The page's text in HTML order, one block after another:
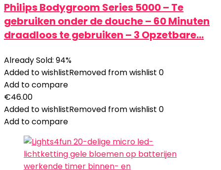
Philips Bodygroom Series 5000 – Te
gebruiken onder de douche – 60 Minuten
draadloos te gebruiken – 3 Opzetbare…
Already Sold: 94%
Added to wishlistRemoved from wishlist 0
Add to compare
€46.00
Added to wishlistRemoved from wishlist 0
Add to compare